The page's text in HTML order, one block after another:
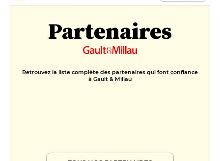
Partenaires
Retrouvez la liste complète des partenaires qui font confiance
à Gault & Millau